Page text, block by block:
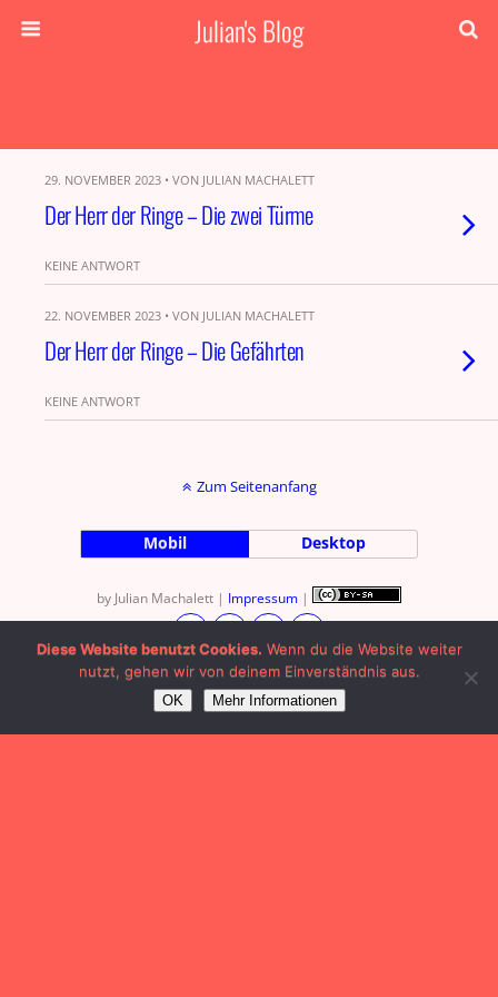
Julian's Blog
29. NOVEMBER 2023 • VON JULIAN MACHALETT
Der Herr der Ringe – Die zwei Türme
KEINE ANTWORT
22. NOVEMBER 2023 • VON JULIAN MACHALETT
Der Herr der Ringe – Die Gefährten
KEINE ANTWORT
Zum Seitenanfang
Mobil Desktop
by Julian Machalett | Impressum |
Diese Website benutzt Cookies. Wenn du die Website weiter
nutzt, gehen wir von deinem Einverständnis aus.
OK Mehr Informationen